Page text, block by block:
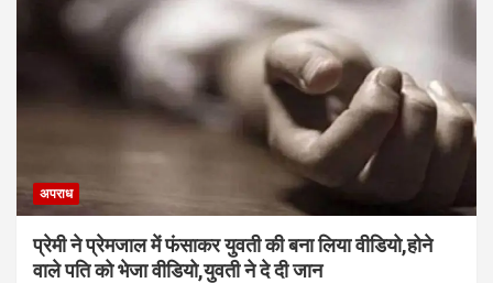
अपराध
प्रेमी ने प्रेमजाल में फंसाकर युवती की बना लिया वीडियो,होने
वाले पत‍ि को भेजा वीड‍ियो,युवती ने दे दी जान